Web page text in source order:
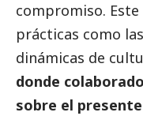
compromiso.
prácticas como
dinámicas de
donde
sobre el